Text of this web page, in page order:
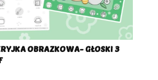
OBRAZKOWA- GŁOSKI 3